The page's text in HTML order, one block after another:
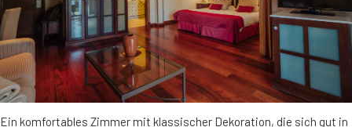
Ein komfortables Zimmer mit klassischer Dekoration, die sich gut in